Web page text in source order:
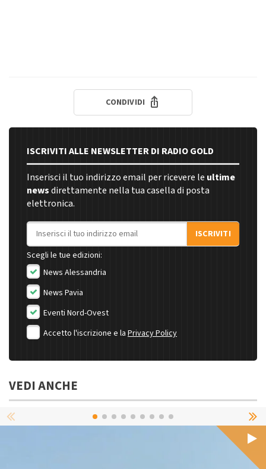
CONDIVIDI
ISCRIVITI ALLE NEWSLETTER DI RADIO GOLD
Inserisci il tuo indirizzo email per ricevere le ultime
newsdirettamente nella tua casella di posta
elettronica.
Indirizzo email
ISCRIVITI
Scegli le tue edizioni:
News Alessandria
News Pavia
Eventi Nord-Ovest
Accetto l'iscrizione e la Privacy Policy
VEDI ANCHE